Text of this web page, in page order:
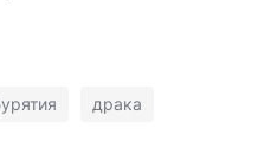
драка